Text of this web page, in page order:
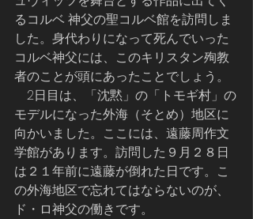
るコルベ 神父の聖コルベ館を訪問しま
した。身代わりになって死んでいった
コルベ神父には、このキリスタン殉教
者のことが頭にあったことでしょう。
2日目は、「沈黙」の「トモギ村」の
モデルになった外海（そとめ）地区に
向かいました。ここには、遠藤周作文
学館があります。訪問した９月２８日
は２１年前に遠藤が倒れた日です。こ
の外海地区で忘れてはならないのが、
ド・ロ神父の働きです。